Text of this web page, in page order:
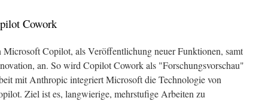
Cowork
Copilot, als Veröffentlichung neuer Funktionen, samt
an. So wird Copilot Cowork als "Forschungsvorschau"
mit Anthropic integriert Microsoft die Technologie von
Ziel ist es, langwierige, mehrstufige Arbeiten zu